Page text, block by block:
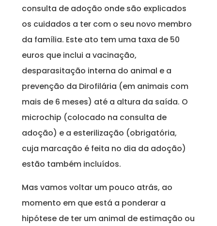
consulta de adoção onde são explicados
os cuidados a ter com o seu novo membro
da família. Este ato tem uma taxa de 50
euros que inclui a vacinação,
desparasitação interna do animal e a
prevenção da Dirofilária (em animais com
mais de 6 meses) até a altura da saída. O
microchip (colocado na consulta de
adoção) e a esterilização (obrigatória,
cuja marcação é feita no dia da adoção)
estão também incluídos.
Mas vamos voltar um pouco atrás, ao
momento em que está a ponderar a
hipótese de ter um animal de estimação ou